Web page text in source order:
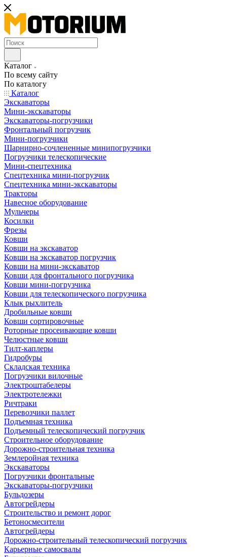
Каталог
По всему сайту
По каталогу
Каталог
Экскаваторы
Мини-экскаваторы
Экскаваторы-погрузчики
Фронтальный погрузчик
Мини-погрузчики
Шарнирно-сочлененные минипогрузчики
Погрузчики телескопические
Мини-спецтехника
Спецтехника мини-погрузчик
Спецтехника мини-экскаваторы
Тракторы
Навесное оборудование
Мульчеры
Косилки
Фрезы
Ковши
Ковши на экскаватор
Ковши на экскаватор погрузчик
Ковши на мини-экскаватор
Ковши для фронтального погрузчика
Ковши мини-погрузчика
Ковши для телескопического погрузчика
Клык рыхлитель
Дробильные ковши
Ковши сортировочные
Роторные просеивающие ковши
Челюстные ковши
Тилт-каплеры
Гидробуры
Складская техника
Погрузчики вилочные
Электроштабелеры
Электротележки
Ричтраки
Перевозчики паллет
Подъемная техника
Подъемный телескопический погрузчик
Строительное оборудование
Дорожно-строительная техника
Землеройная техника
Экскаваторы
Погрузчики фронтальные
Экскаваторы-погрузчики
Бульдозеры
Автогрейдеры
Строительство и ремонт дорог
Бетоносмесители
Автогрейдеры
Дорожно-строительный телескопический погрузчик
Карьерные самосвалы